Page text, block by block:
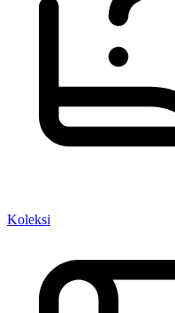
Koleksi